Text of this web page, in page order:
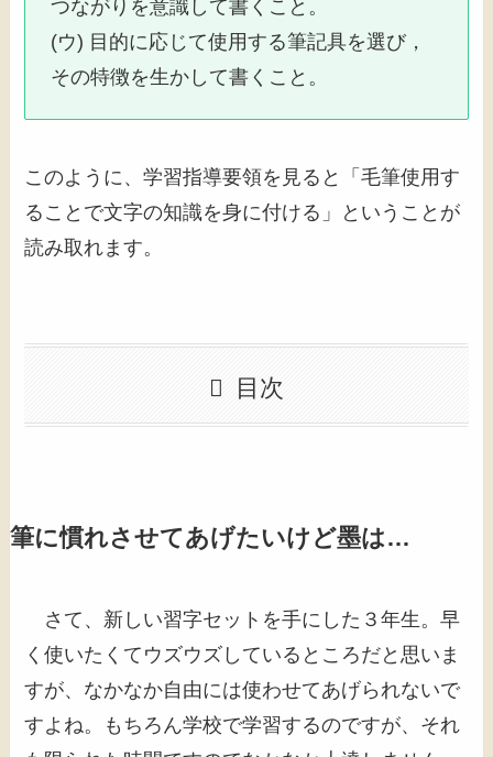
つながりを意識して書くこと。
(ウ) 目的に応じて使用する筆記具を選び，
その特徴を生かして書くこと。
このように、学習指導要領を見ると「毛筆使用す
ることで文字の知識を身に付ける」ということが
読み取れます。
目次
筆に慣れさせてあげたいけど墨は…
さて、新しい習字セットを手にした３年生。早
く使いたくてウズウズしているところだと思いま
すが、なかなか自由には使わせてあげられないで
すよね。もちろん学校で学習するのですが、それ